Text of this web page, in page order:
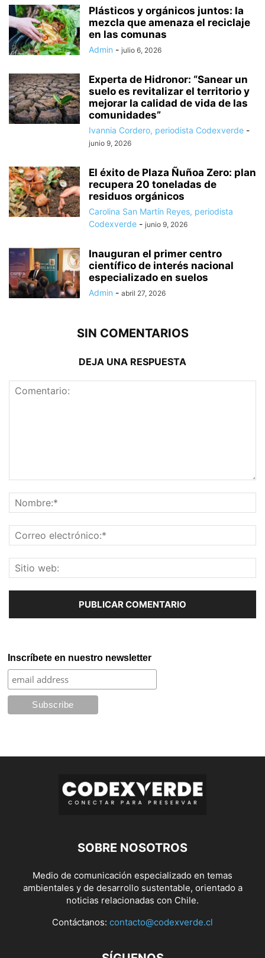
Plásticos y orgánicos juntos: la
mezcla que amenaza el reciclaje
en las comunas
Admin - julio 6, 2026
Experta de Hidronor: “Sanear un
suelo es revitalizar el territorio y
mejorar la calidad de vida de las
comunidades”
Ivannia Cordero, periodista Codexverde -
junio 9, 2026
El éxito de Plaza Ñuñoa Zero: plan
recupera 20 toneladas de
residuos orgánicos
Carolina San Martín Reyes, periodista
Codexverde - junio 9, 2026
Inauguran el primer centro
científico de interés nacional
especializado en suelos
Admin - abril 27, 2026
SIN COMENTARIOS
DEJA UNA RESPUESTA
Inscríbete en nuestro newsletter
SOBRE NOSOTROS
Medio de comunicación especializado en temas
ambientales y de desarrollo sustentable, orientado a
noticias relacionadas con Chile.
Contáctanos: contacto@codexverde.cl